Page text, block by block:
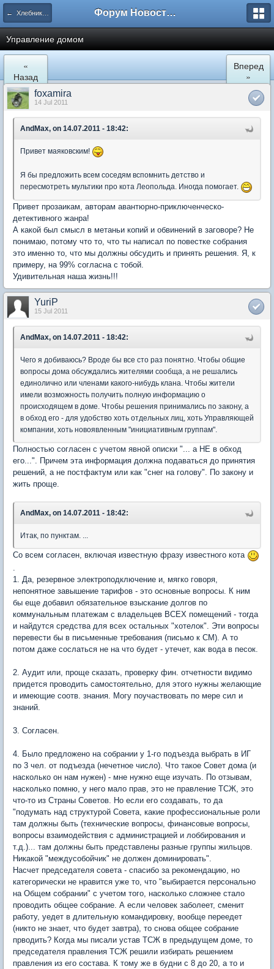
← Хлебниково Форум Новостройки
Управление домом
«
Назад
Вперед
»
foxamira
14 Jul 2011
AndMax, on 14.07.2011 - 18:42:
Привет маяковским!
Я бы предложить всем соседям вспомнить детство и
пересмотреть мультики про кота Леопольда. Иногда помогает.
Привет прозаикам, авторам авантюрно-приключенческо-
детективного жанра!
А какой был смысл в метаньи копий и обвинений в заговоре? Не
понимаю, потому что то, что ты написал по повестке собрания
это именно то, что мы должны обсудить и принять решения. Я, к
примеру, на 99% согласна с тобой.
Удивительная наша жизнь!!!
YuriP
15 Jul 2011
AndMax, on 14.07.2011 - 18:42:
Чего я добиваюсь? Вроде бы все сто раз понятно. Чтобы общие
вопросы дома обсуждались жителями сообща, а не решались
единолично или членами какого-нибудь клана. Чтобы жители
имели возможность получить полную информацию о
происходящем в доме. Чтобы решения принимались по закону, а
в обход его - для удобство хоть отдельных лиц, хоть Управляющей
компании, хоть новоявленным "инициативным группам".
Полностью согласен с учетом явной описки "... а НЕ в обход
его...". Причем эта информация должна подаваться до принятия
решений, а не постфактум или как "снег на голову". По закону и
жить проще.
AndMax, on 14.07.2011 - 18:42:
Итак, по пунктам. ...
Со всем согласен, включая известную фразу известного кота
1. Да, резервное электроподключение и, мягко говоря,
непонятное завышение тарифов - это основные вопросы. К ним
бы еще добавил обязательное взыскание долгов по
коммунальным платежам с владельцев ВСЕХ помещений - тогда
и найдутся средства для всех остальных "хотелок". Эти вопросы
перевести бы в письменные требования (письмо к СМ). А то
потом даже сослаться не на что будет - утечет, как вода в песок.
2. Аудит или, проще сказать, проверку фин. отчетности видимо
придется проводить самостоятельно, для этого нужны желающие
и имеющие соотв. знания. Могу поучаствовать по мере сил и
знаний.
3. Согласен.
4. Было предложено на собрании у 1-го подъезда выбрать в ИГ
по 3 чел. от подъезда (нечетное число). Что такое Совет дома (и
насколько он нам нужен) - мне нужно еще изучать. По отзывам,
насколько помню, у него мало прав, это не правление ТСЖ, это
что-то из Страны Советов. Но если его создавать, то да
"подумать над структурой Совета, какие профессиональные роли
там должны быть (технические вопросы, финансовые вопросы,
вопросы взаимодействия с администрацией и лоббирования и
т.д.)... там должны быть представлены разные группы жильцов.
Никакой "междусобойчик" не должен доминировать".
Насчет председателя совета - спасибо за рекомендацию, но
категорически не нравится уже то, что "выбирается персонально
на Общем собрании" с учетом того, насколько сложнее стало
проводить общее собрание. А если человек заболеет, сменит
работу, уедет в длительную командировку, вообще переедет
(никто не знает, что будет завтра), то снова общее собрание
прводить? Когда мы писали устав ТСЖ в предыдущем доме, то
председателя правления ТСЖ решили избирать решением
правления из его состава. К тому же в будни с 8 до 20, а то и